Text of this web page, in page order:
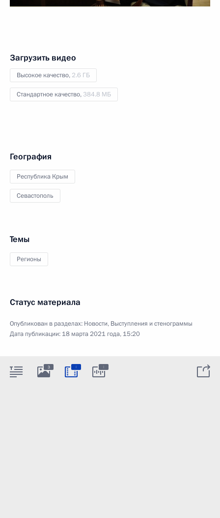
Загрузить видео
Высокое качество, 2.6 ГБ
Стандартное качество, 384.8 МБ
География
Республика Крым
Севастополь
Темы
Регионы
Статус материала
Опубликован в разделах: Новости, Выступления и стенограммы
Дата публикации: 18 марта 2021 года, 15:20
3 : :